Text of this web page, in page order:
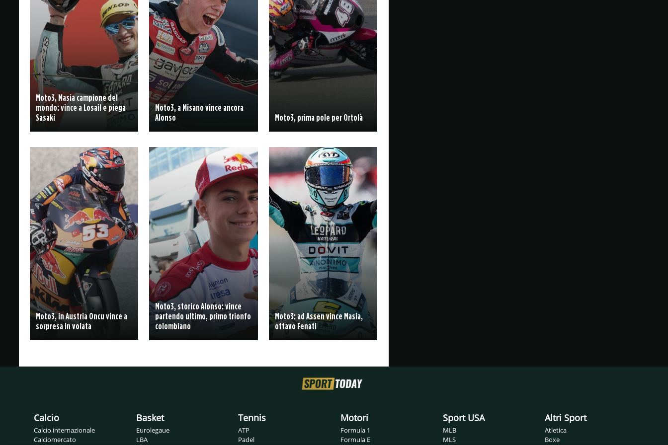
Moto3, Masia campione del
mondo: vince a Losail e piega
Sasaki
Moto3, a Misano vince ancora
Alonso
Moto3, prima pole per Ortolà
Moto3, in Austria Oncu vince a
sorpresa in volata
Moto3, storico Alonso: vince
partendo ultimo, primo trionfo
colombiano
Moto3: ad Assen vince Masia,
ottavo Fenati
Calcio
Calcio internazionale
Calciomercato
Basket
Eurolegaue
LBA
Tennis
ATP
Padel
Motori
Formula 1
Formula E
Sport USA
MLB
MLS
Altri Sport
Atletica
Boxe